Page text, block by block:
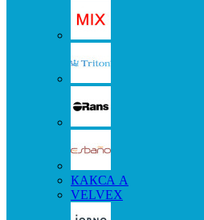
КАКСА А
VELVEX